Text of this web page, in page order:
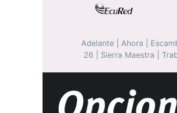
Adelante Ahora
26
Sierra Maestra